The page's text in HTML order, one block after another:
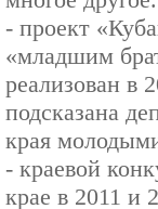
- проект
«младшим
реализован в
подсказана
края
- краевой
крае в 2011 и